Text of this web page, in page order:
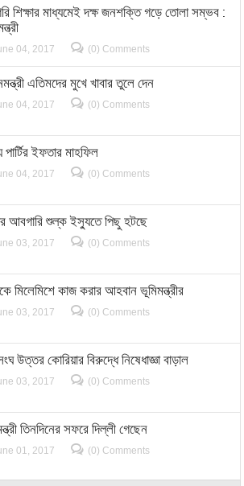
শিক্ষার মাধ্যমেই দক্ষ জনশক্তি গড়ে তোলা সম্ভব :
04, 2017 (0) Comments
এতিমদের মুখে খাবার তুলে দেন
04, 2017 (0) Comments
পার্টির ইফতার মাহফিল
04, 2017 (0) Comments
আবগারি শুল্ক ইস্যুতে পিছু হটছে
03, 2017 (0) Comments
মিলেমিশে কাজ করার আহবান ভূমিমন্ত্রীর
03, 2017 (0) Comments
উত্তর কোরিয়ার বিরুদ্ধে নিষেধাজ্ঞা বাড়াল
03, 2017 (0) Comments
তিনদিনের সফরে দিল্লী গেছেন
01, 2017 (0) Comments